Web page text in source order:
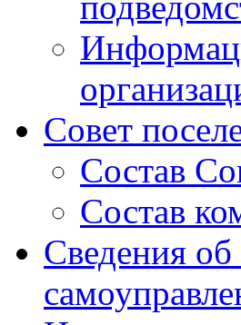
Совет
Состав
Состав
Сведения об